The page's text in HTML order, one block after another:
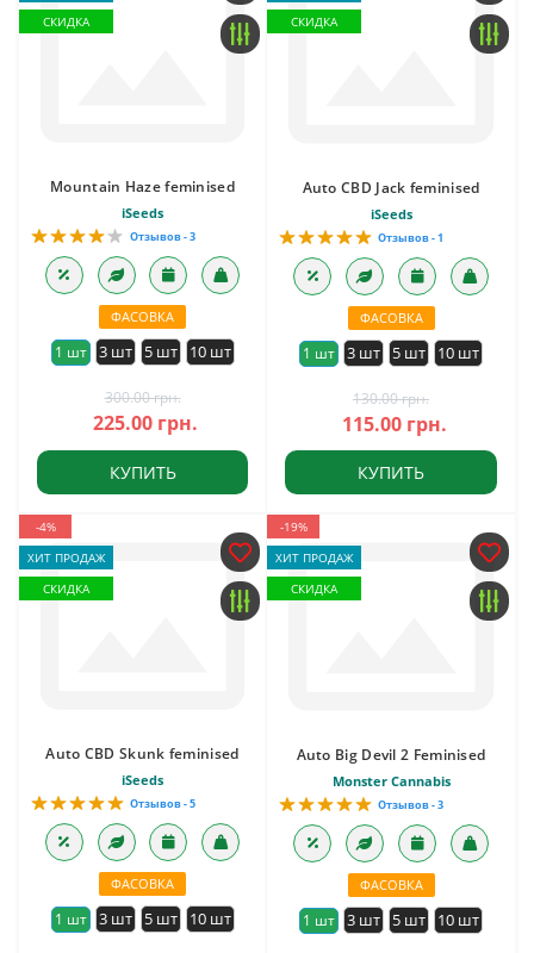
СКИДКА
Mountain Haze feminised
iSeeds
Отзывов - 3
ФАСОВКА
1 шт 3 шт 5 шт 10 шт
300.00 грн.
225.00 грн.
КУПИТЬ
СКИДКА
Auto CBD Jack feminised
iSeeds
Отзывов - 1
ФАСОВКА
1 шт 3 шт 5 шт 10 шт
130.00 грн.
115.00 грн.
КУПИТЬ
-4%
ХИТ ПРОДАЖ
СКИДКА
Auto CBD Skunk feminised
iSeeds
Отзывов - 5
ФАСОВКА
1 шт 3 шт 5 шт 10 шт
-19%
ХИТ ПРОДАЖ
СКИДКА
Auto Big Devil 2 Feminised
Monster Cannabis
Отзывов - 3
ФАСОВКА
1 шт 3 шт 5 шт 10 шт